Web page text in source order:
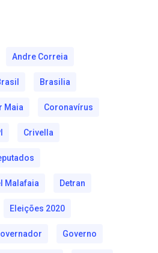
Andre Correia
Brasilia
Maia Coronavírus
Crivella
Malafaia Detran
Eleições 2020
Governo